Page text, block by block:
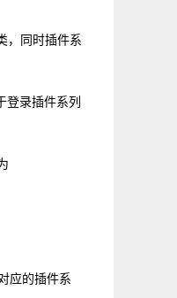
，同时插件系
登录插件系列
应的插件系